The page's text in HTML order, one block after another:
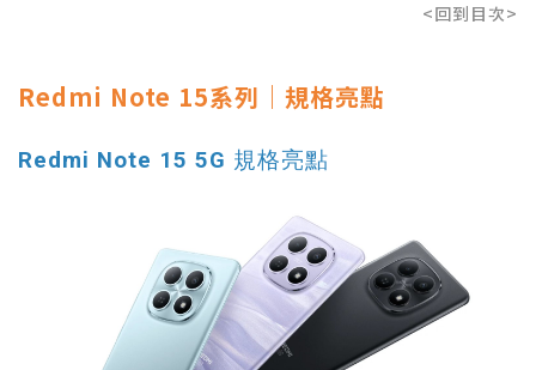
<回到目次>
Redmi Note 15系列｜規格亮點
Redmi Note 15 5G 規格亮點